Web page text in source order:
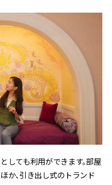
しても利用ができます。部屋
か、引き出し式のトランド